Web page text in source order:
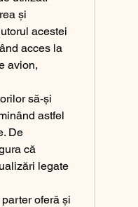
și
acestei
acces la
avion,
să-și
astfel
De
că
legate
oferă și